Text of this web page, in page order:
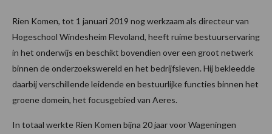
Rien Komen, tot 1 januari 2019 nog werkzaam als directeur van
Hogeschool Windesheim Flevoland, heeft ruime bestuurservaring
in het onderwijs en beschikt bovendien over een groot netwerk
binnen de onderzoekswereld en het bedrijfsleven. Hij bekleedde
daarbij verschillende leidende en bestuurlijke functies binnen het
groene domein, het focusgebied van Aeres.
In totaal werkte Rien Komen bijna 20 jaar voor Wageningen